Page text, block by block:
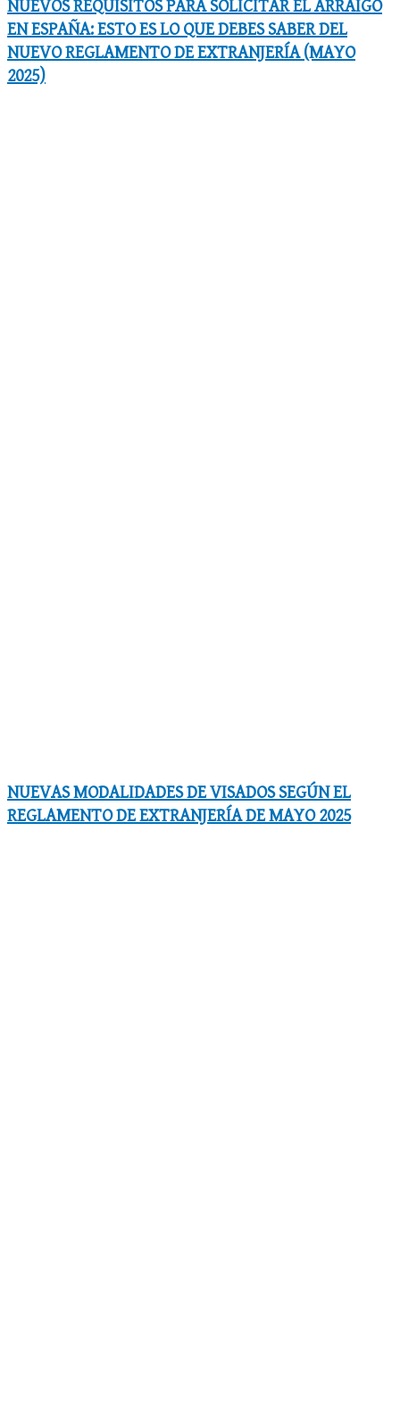
NUEVOS REQUISITOS PARA SOLICITAR EL ARRAIGO
EN ESPAÑA: ESTO ES LO QUE DEBES SABER DEL
NUEVO REGLAMENTO DE EXTRANJERÍA (MAYO
2025)
NUEVAS MODALIDADES DE VISADOS SEGÚN EL
REGLAMENTO DE EXTRANJERÍA DE MAYO 2025